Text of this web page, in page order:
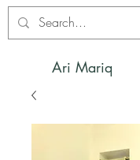
Ari Mariq